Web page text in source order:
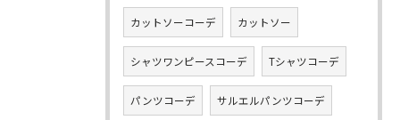
カットソーコーデ カットソー
シャツワンピースコーデ Tシャツコーデ
パンツコーデ サルエルパンツコーデ